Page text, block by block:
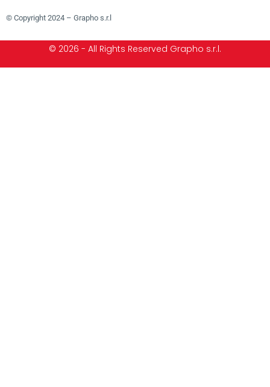
© Copyright 2024 – Grapho s.r.l
© 2026 - All Rights Reserved Grapho s.r.l.